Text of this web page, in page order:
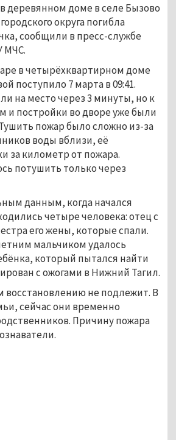
деревянном доме в селе Бызово
округа погибла
сообщили в пресс-службе
МЧС.
в четырёхквартирном доме
поступило 7 марта в 09:41.
на место через 3 минуты, но к
и постройки во дворе уже были
пожар было сложно из-за
воды вблизи, её
за километр от пожара.
потушить только через
данным, когда начался
четыре человека: отец с
его жены, которые спали.
мальчиком удалось
который пытался найти
с ожогами в Нижний Тагил.
восстановлению не подлежит. В
сейчас они временно
Причину пожара